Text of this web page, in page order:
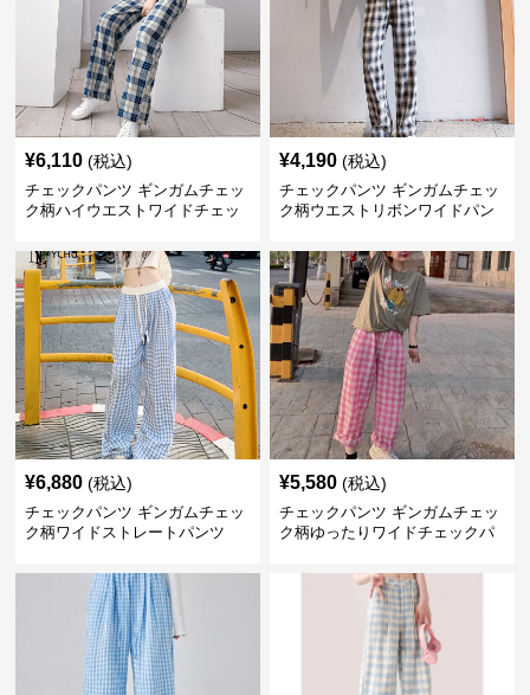
¥6,110 (税込)
チェックパンツ ギンガムチェッ
ク柄ハイウエストワイドチェッ
¥4,190 (税込)
チェックパンツ ギンガムチェッ
ク柄ウエストリボンワイドパン
¥6,880 (税込)
チェックパンツ ギンガムチェッ
ク柄ワイドストレートパンツ
¥5,580 (税込)
チェックパンツ ギンガムチェッ
ク柄ゆったりワイドチェックパ